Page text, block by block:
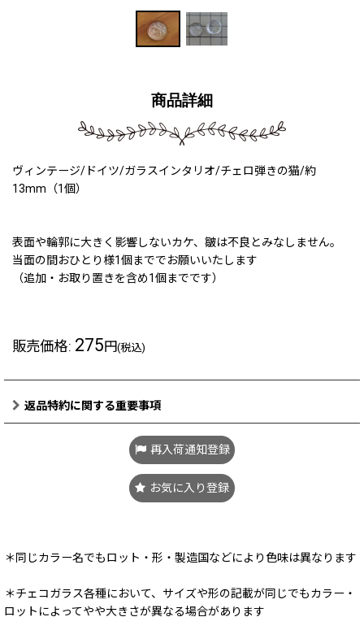
商品詳細
ヴィンテージ/ドイツ/ガラスインタリオ/チェロ弾きの猫/約
13mm（1個）
表面や輪郭に大きく影響しないカケ、皺は不良とみなしません。
当面の間おひとり様1個まででお願いいたします
（追加・お取り置きを含め1個までです）
販売価格: 275円(税込)
返品特約に関する重要事項
再入荷通知登録
お気に入り登録
＊同じカラー名でもロット・形・製造国などにより色味は異なります
＊チェコガラス各種において、サイズや形の記載が同じでもカラー・
ロットによってやや大きさが異なる場合があります